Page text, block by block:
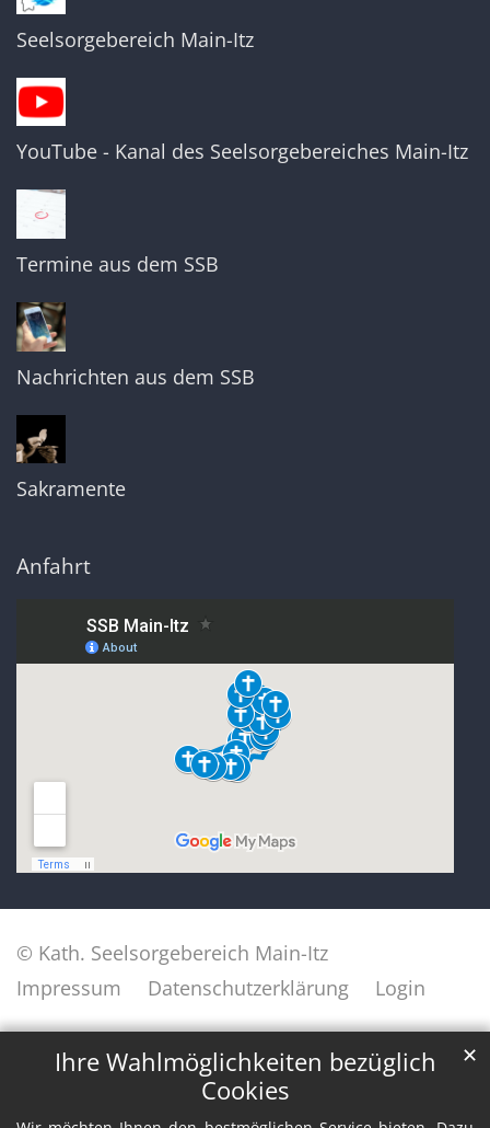
Ihre Wahlmöglichkeiten bezüglich
Cookies
✕
Seelsorgebereich Main-Itz
YouTube - Kanal des Seelsorgebereiches Main-Itz
Termine aus dem SSB
Nachrichten aus dem SSB
Sakramente
Anfahrt
© Kath. Seelsorgebereich Main-Itz
Impressum
Datenschutzerklärung Login